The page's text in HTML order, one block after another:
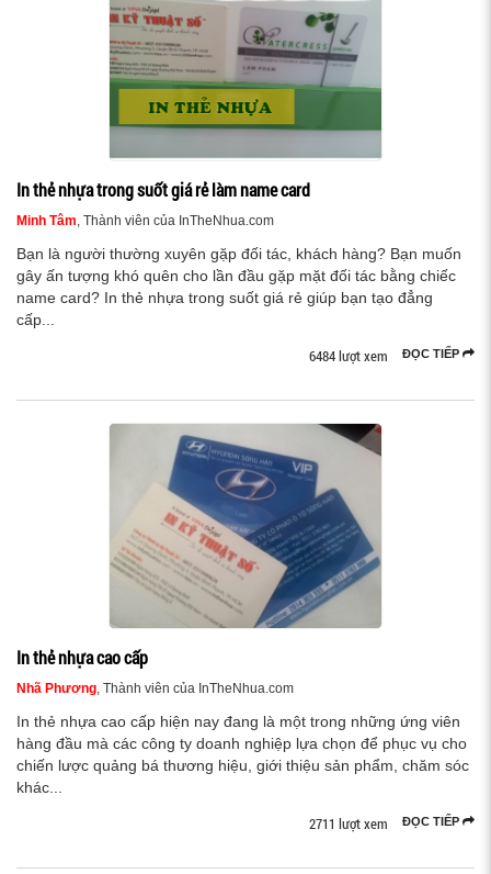
In thẻ nhựa trong suốt giá rẻ làm name card
Minh Tâm, Thành viên của InTheNhua.com
Bạn là người thường xuyên gặp đối tác, khách hàng? Bạn muốn
gây ấn tượng khó quên cho lần đầu gặp mặt đối tác bằng chiếc
name card? In thẻ nhựa trong suốt giá rẻ giúp bạn tạo đẳng
cấp...
ĐỌC TIẾP
6484 lượt xem
In thẻ nhựa cao cấp
Nhã Phương, Thành viên của InTheNhua.com
In thẻ nhựa cao cấp hiện nay đang là một trong những ứng viên
hàng đầu mà các công ty doanh nghiệp lựa chọn để phục vụ cho
chiến lược quảng bá thương hiệu, giới thiệu sản phẩm, chăm sóc
khác...
ĐỌC TIẾP
2711 lượt xem